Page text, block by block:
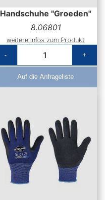
Handschuhe "Groeden"
8.06801
weitere Infos zum Produkt
-
+
Auf die Anfrageliste